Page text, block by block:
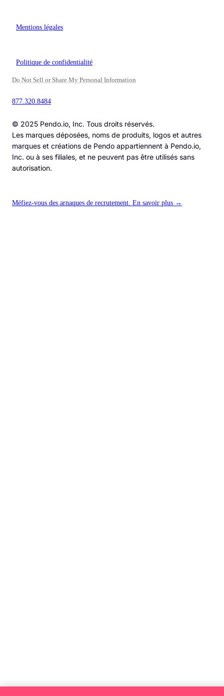
Mentions légales
Politique de confidentialité
Do Not Sell or Share My Personal Information
877.320.8484
© 2025 Pendo.io, Inc. Tous droits réservés.
Les marques déposées, noms de produits, logos et autres
marques et créations de Pendo appartiennent à Pendo.io,
Inc. ou à ses filiales, et ne peuvent pas être utilisés sans
autorisation.
Méfiez-vous des arnaques de recrutement. En savoir plus →